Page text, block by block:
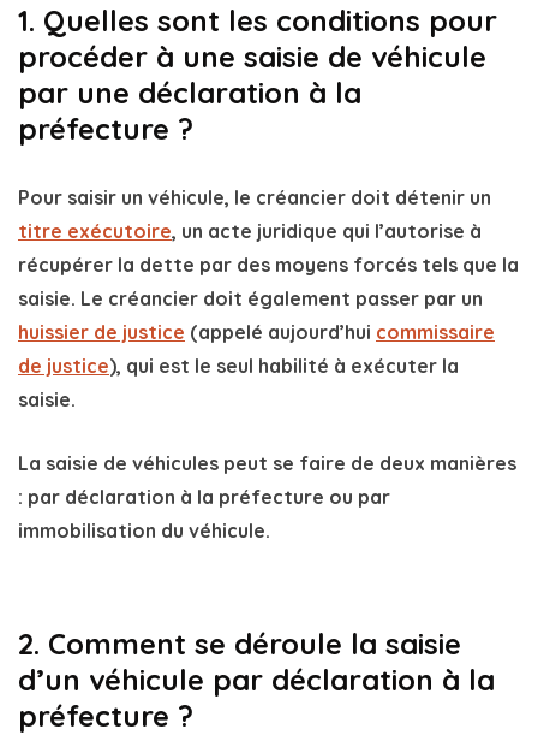
1. Quelles sont les conditions pour
procéder à une saisie de véhicule
par une déclaration à la
préfecture ?
Pour saisir un véhicule, le créancier doit détenir un
titre exécutoire, un acte juridique qui l’autorise à
récupérer la dette par des moyens forcés tels que la
saisie. Le créancier doit également passer par un
huissier de justice (appelé aujourd’hui commissaire
de justice), qui est le seul habilité à exécuter la
saisie.
La saisie de véhicules peut se faire de deux manières
: par déclaration à la préfecture ou par
immobilisation du véhicule.
2. Comment se déroule la saisie
d’un véhicule par déclaration à la
préfecture ?